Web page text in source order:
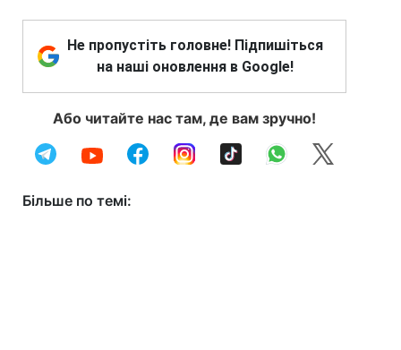
Не пропустіть головне! Підпишіться
на наші оновлення в Google!
Або читайте нас там, де вам зручно!
Більше по темі: